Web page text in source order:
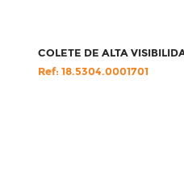
COLETE DE ALTA
Ref: 18.5304.0001701